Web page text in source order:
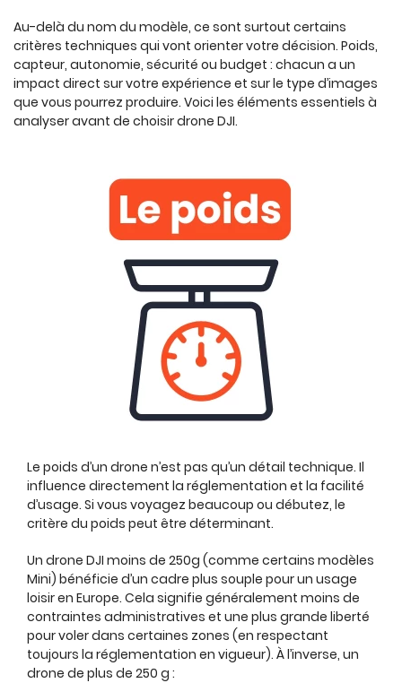
Au-delà du nom du modèle, ce sont surtout certains
critères techniques qui vont orienter votre décision. Poids,
capteur, autonomie, sécurité ou budget : chacun a un
impact direct sur votre expérience et sur le type d’images
que vous pourrez produire. Voici les éléments essentiels à
analyser avant de choisir drone DJI.
Le poids d’un drone n’est pas qu’un détail technique. Il
influence directement la réglementation et la facilité
d’usage. Si vous voyagez beaucoup ou débutez, le
critère du poids peut être déterminant.
Un drone DJI moins de 250g (comme certains modèles
Mini) bénéficie d’un cadre plus souple pour un usage
loisir en Europe. Cela signifie généralement moins de
contraintes administratives et une plus grande liberté
pour voler dans certaines zones (en respectant
toujours la réglementation en vigueur). À l’inverse, un
drone de plus de 250 g :